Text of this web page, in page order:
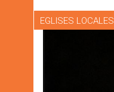
EGLISES LOCALES